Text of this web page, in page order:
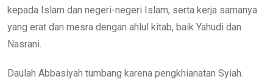
kepada Islam dan negeri-negeri Islam, serta kerja samanya
yang erat dan mesra dengan ahlul kitab, baik Yahudi dan
Nasrani.
Daulah Abbasiyah tumbang karena pengkhianatan Syiah.